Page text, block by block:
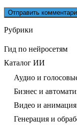
Рубрики
Гид по нейросетям
Каталог ИИ
Аудио и
Бизнес и
Видео и анимация
Генерация и